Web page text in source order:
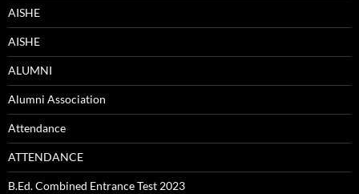
AISHE
AISHE
ALUMNI
Alumni Association
Attendance
ATTENDANCE
B.Ed. Combined Entrance Test 2023